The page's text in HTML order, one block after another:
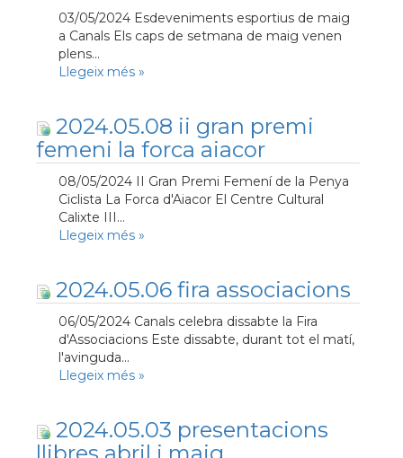
03/05/2024 Esdeveniments esportius de maig
a Canals Els caps de setmana de maig venen
plens...
Llegeix més »
2024.05.08 ii gran premi
femeni la forca aiacor
08/05/2024 II Gran Premi Femení de la Penya
Ciclista La Forca d'Aiacor El Centre Cultural
Calixte III...
Llegeix més »
2024.05.06 fira associacions
06/05/2024 Canals celebra dissabte la Fira
d'Associacions Este dissabte, durant tot el matí,
l'avinguda...
Llegeix més »
2024.05.03 presentacions